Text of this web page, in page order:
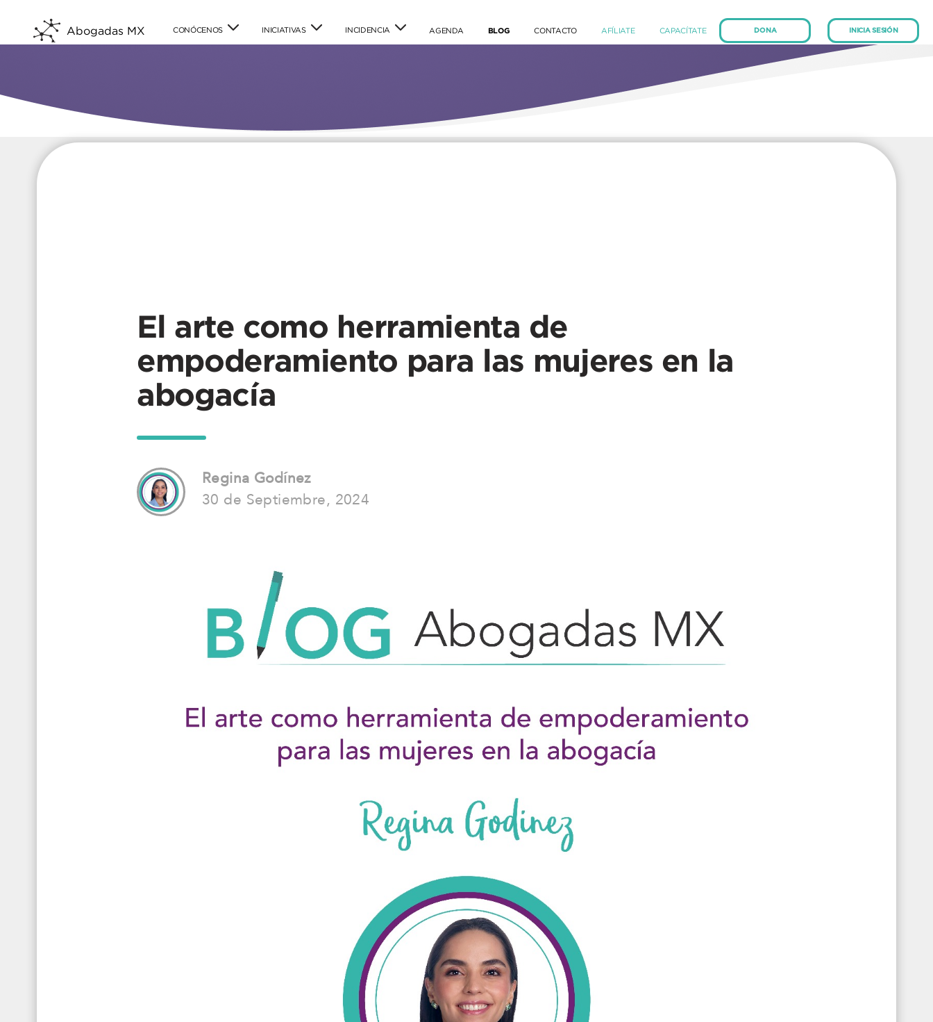
Abogadas MX CONÓCENOS INICIATIVAS INCIDENCIA AGENDA(current)BLOG(current)CONTACTO(current)AFÍLIATE(current)CAPACÍTATE(current) DONA INICIA SESIÓN
El arte como herramienta de
empoderamiento para las mujeres en la
abogacía
Regina Godínez
30 de Septiembre, 2024